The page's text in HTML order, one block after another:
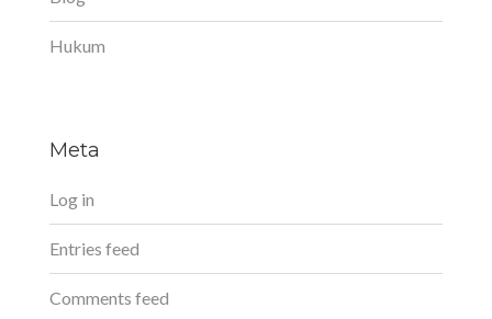
Hukum
Meta
Log in
Entries feed
Comments feed